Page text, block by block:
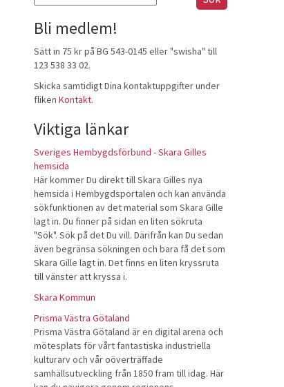
efter:
Bli medlem!
Sätt in 75 kr på BG 543-0145 eller "swisha" till
123 538 33 02.
Skicka samtidigt Dina kontaktuppgifter under
fliken Kontakt.
Viktiga länkar
Sveriges Hembygdsförbund - Skara Gilles
hemsida
Här kommer Du direkt till Skara Gilles nya
hemsida i Hembygdsportalen och kan använda
sökfunktionen av det material som Skara Gille
lagt in. Du finner på sidan en liten sökruta
"Sök". Sök på det Du vill. Därifrån kan Du sedan
även begränsa sökningen och bara få det som
Skara Gille lagt in. Det finns en liten kryssruta
till vänster att kryssa i.
Skara Kommun
Prisma Västra Götaland
Prisma Västra Götaland är en digital arena och
mötesplats för vårt fantastiska industriella
kulturarv och vår oöverträffade
samhällsutveckling från 1850 fram till idag. Här